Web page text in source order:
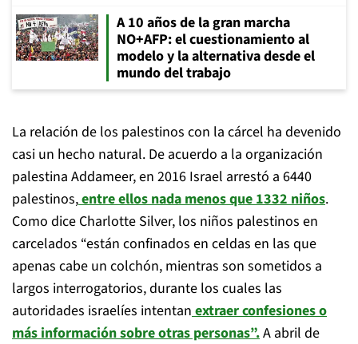
A 10 años de la gran marcha
NO+AFP: el cuestionamiento al
modelo y la alternativa desde el
mundo del trabajo
La relación de los palestinos con la cárcel ha devenido
casi un hecho natural. De acuerdo a la organización
palestina Addameer, en 2016 Israel arrestó a 6440
palestinos,entre ellos nada menos que 1332 niños.
Como dice Charlotte Silver, los niños palestinos en
carcelados “están confinados en celdas en las que
apenas cabe un colchón, mientras son sometidos a
largos interrogatorios, durante los cuales las
autoridades israelíes intentan extraer confesiones o
más información sobre otras personas”.A abril de